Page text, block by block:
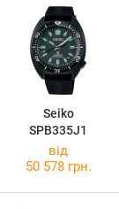
Seiko
SPB335J1
від
50 578 грн.